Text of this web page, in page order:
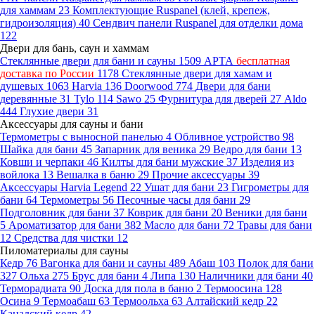
для хаммам 23 Комплектующие Ruspanel (клей, крепеж,
гидроизоляция) 40 Сендвич панели Ruspanel для отделки дома
122
Двери для бань, саун и хаммам
Стеклянные двери для бани и сауны 1509 АРТА бесплатная
доставка по России 1178 Стеклянные двери для хамам и
душевых 1063 Harvia 136 Doorwood 774 Двери для бани
деревянные 31 Tylo 114 Sawo 25 Фурнитура для дверей 27 Aldo
444 Глухие двери 31
Аксессуары для сауны и бани
Термометры с выносной панелью 4 Обливное устройство 98
Шайка для бани 45 Запарник для веника 29 Ведро для бани 13
Ковши и черпаки 46 Килты для бани мужские 37 Изделия из
войлока 13 Вешалка в баню 29 Прочие аксессуары 39
Аксессуары Harvia Legend 22 Ушат для бани 23 Гигрометры для
бани 64 Термометры 56 Песочные часы для бани 29
Подголовник для бани 37 Коврик для бани 20 Веники для бани
5 Ароматизатор для бани 382 Масло для бани 72 Травы для бани
12 Средства для чистки 12
Пиломатериалы для сауны
Кедр 76 Вагонка для бани и сауны 489 Абаш 103 Полок для бани
327 Ольха 275 Брус для бани 4 Липа 130 Наличники для бани 40
Терморадиата 90 Доска для пола в баню 2 Термоосина 128
Осина 9 Термоабаш 63 Термоольха 63 Алтайский кедр 22